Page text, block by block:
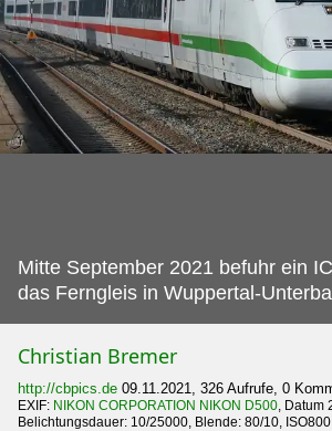
Mitte September 2021 befuhr ein
das Ferngleis in Wuppertal-
Christian Bremer
http://cbpics.de 09.11.2021, 326 Aufrufe, 0
EXIF: NIKON CORPORATION NIKON D500, Datum
Belichtungsdauer: 10/25000, Blende: 80/10,